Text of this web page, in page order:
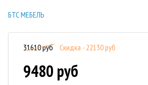
БТС МЕБЕЛЬ
31610 руб Скидка - 22130 руб
9480 руб